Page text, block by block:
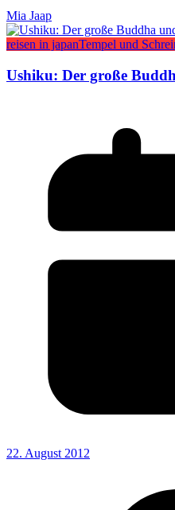
Mia Jaap
reisen in japanTempel und
Ushiku: Der große
22. August 2012